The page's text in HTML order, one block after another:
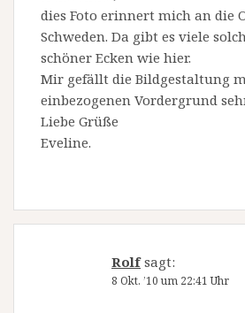
dies Foto erinnert mich an die
Schweden. Da gibt es viele solch
schöner Ecken wie hier.
Mir gefällt die Bildgestaltung
einbezogenen Vordergrund
Liebe Grüße
Eveline.
Rolf sagt:
8 Okt. ’10 um 22:41 Uhr